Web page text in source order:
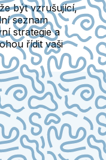
být vzrušující,
seznam
strategie a
řídit vaši